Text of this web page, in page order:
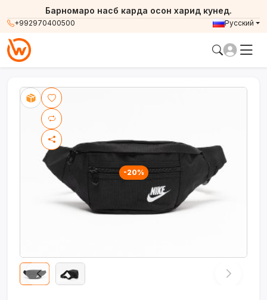
+992970400500
Барномаро насб карда осон харид кунед.
Русский
-20%